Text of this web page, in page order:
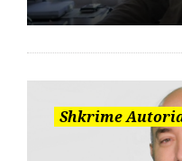
Shkrime